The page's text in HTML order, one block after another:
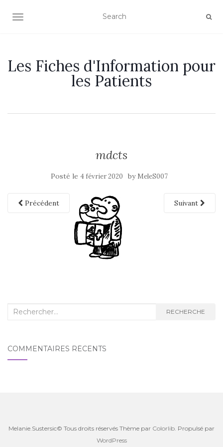
OUVRIR/FERMER LA NAVIGATION
Les Fiches d'Information pour
les Patients
mdcts
Posté le 4 février 2020 by MeleS007
Précédent Suivant
Recherche
RECHERCHE
COMMENTAIRES RÉCENTS
Melanie.Sustersic© Tous droits réservés Thème par Colorlib. Propulsé par
WordPress